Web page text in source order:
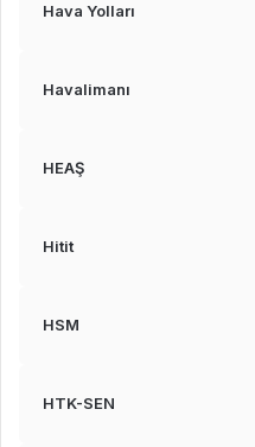
Hava Yolları
Havalimanı
HEAŞ
Hitit
HSM
HTK-SEN